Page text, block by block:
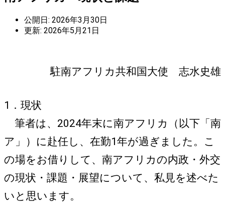
公開日: 2026年3月30日
更新: 2026年5月21日
駐南アフリカ共和国大使 志水史雄
1．現状
筆者は、2024年末に南アフリカ（以下「南
ア」）に赴任し、在勤1年が過ぎました。こ
の場をお借りして、南アフリカの内政・外交
の現状・課題・展望について、私見を述べた
いと思います。